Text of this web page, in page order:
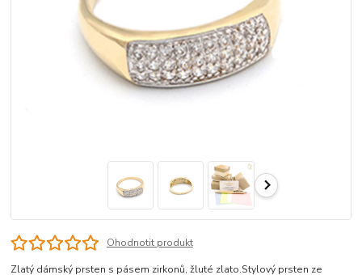
Ohodnotit produkt
Zlatý dámský prsten s pásem zirkonů, žluté zlato.Stylový prsten ze